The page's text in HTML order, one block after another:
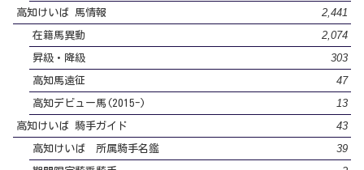
高知けいば 馬情報 2,441
在籍馬異動 2,074
昇級・降級 303
高知馬遠征 47
高知デビュー馬(2015-) 13
高知けいば 騎手ガイド 43
高知けいば 所属騎手名鑑 39